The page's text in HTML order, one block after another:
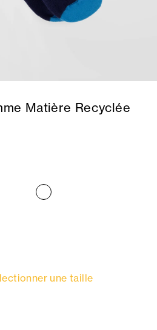
Matière Recyclée
une taille